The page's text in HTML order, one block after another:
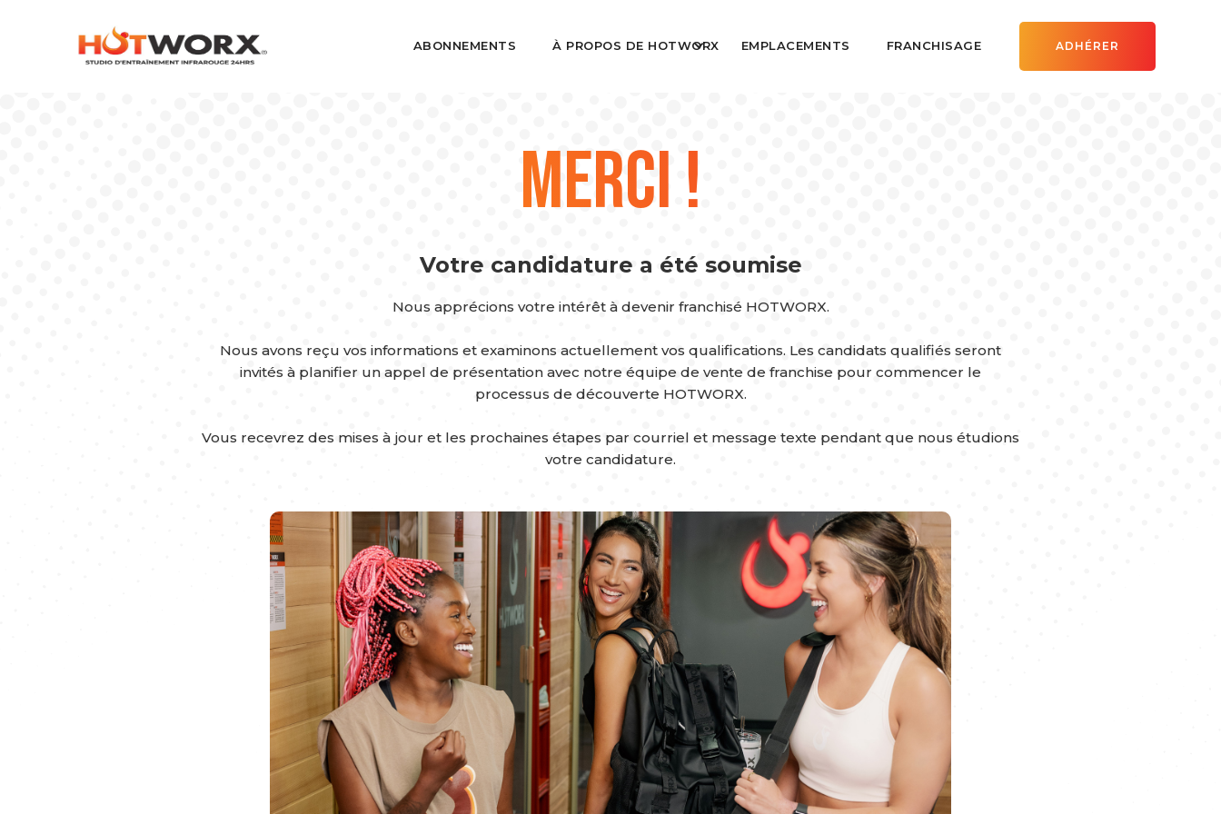
ABONNEMENTS À PROPOS DE HOTWORX EMPLACEMENTS FRANCHISAGE ADHÉRER
Merci !
Votre candidature a été soumise
Nous apprécions votre intérêt à devenir franchisé HOTWORX.
Nous avons reçu vos informations et examinons actuellement vos qualifications. Les candidats qualifiés seront
invités à planifier un appel de présentation avec notre équipe de vente de franchise pour commencer le
processus de découverte HOTWORX.
Vous recevrez des mises à jour et les prochaines étapes par courriel et message texte pendant que nous étudions
votre candidature.